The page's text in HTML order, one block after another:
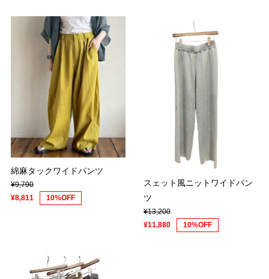
綿麻タックワイドパンツ
¥9,790
¥8,811
10%OFF
スェット風ニットワイドパン
ツ
¥13,200
¥11,880
10%OFF